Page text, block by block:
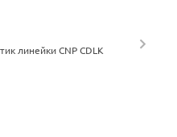
линейки CNP CDLK